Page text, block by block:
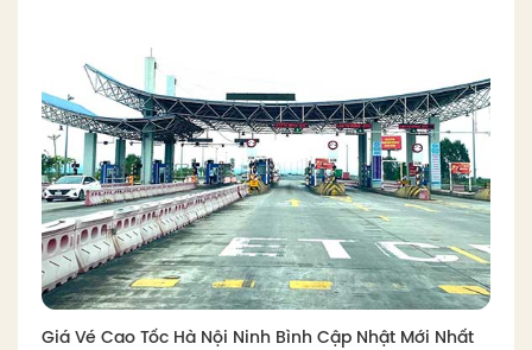
Giá Vé Cao Tốc Hà Nội Ninh Bình Cập Nhật Mới Nhất